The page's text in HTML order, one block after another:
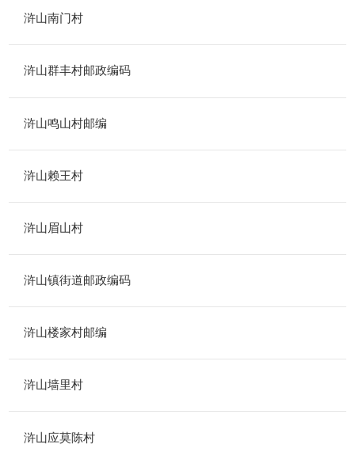
浒山南门村
浒山群丰村邮政编码
浒山鸣山村邮编
浒山赖王村
浒山眉山村
浒山镇街道邮政编码
浒山楼家村邮编
浒山墙里村
浒山应莫陈村